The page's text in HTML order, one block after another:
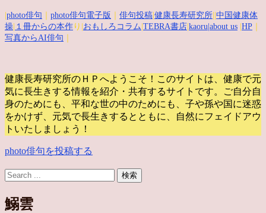
photo俳句 photo俳句電子版 俳句投稿 健康長寿研究所 中国健康体
操 １冊からの本作 り| おもしろコラム TEBRA書店 kaoru |about us HP
写真からAI俳句
健康長寿研究所のＨＰへようこそ！このサイトは、健康で元
気に長生きする情報を紹介・共有するサイトです。
ご自分自
身のためにも、平和な世の中のためにも、子や孫や国に迷惑
をかけず、元気で長生きするとともに、自然にフェイドアウ
トいたしましょう！
photo俳句を投稿する
鰯雲